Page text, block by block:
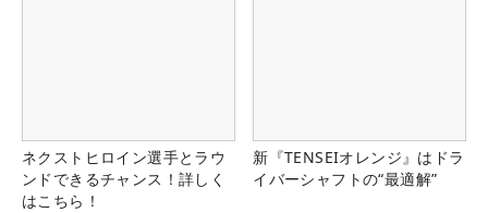
ネクストヒロイン選手とラウ
ンドできるチャンス！詳しく
はこちら！
新『TENSEIオレンジ』はドラ
イバーシャフトの“最適解”